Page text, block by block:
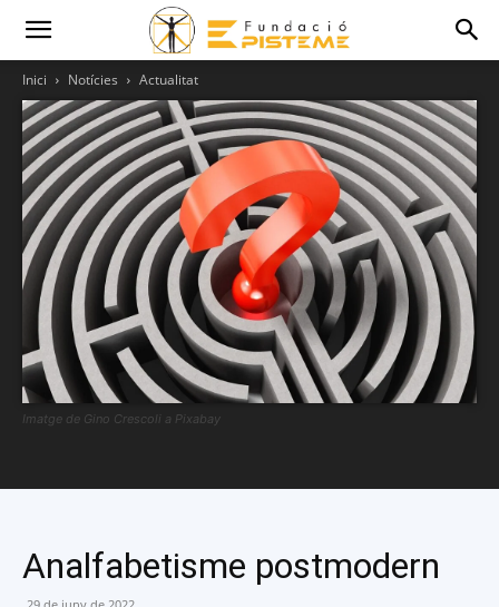
Inici Notícies Actualitat
Imatge de Gino Crescoli a Pixabay
Analfabetisme postmodern